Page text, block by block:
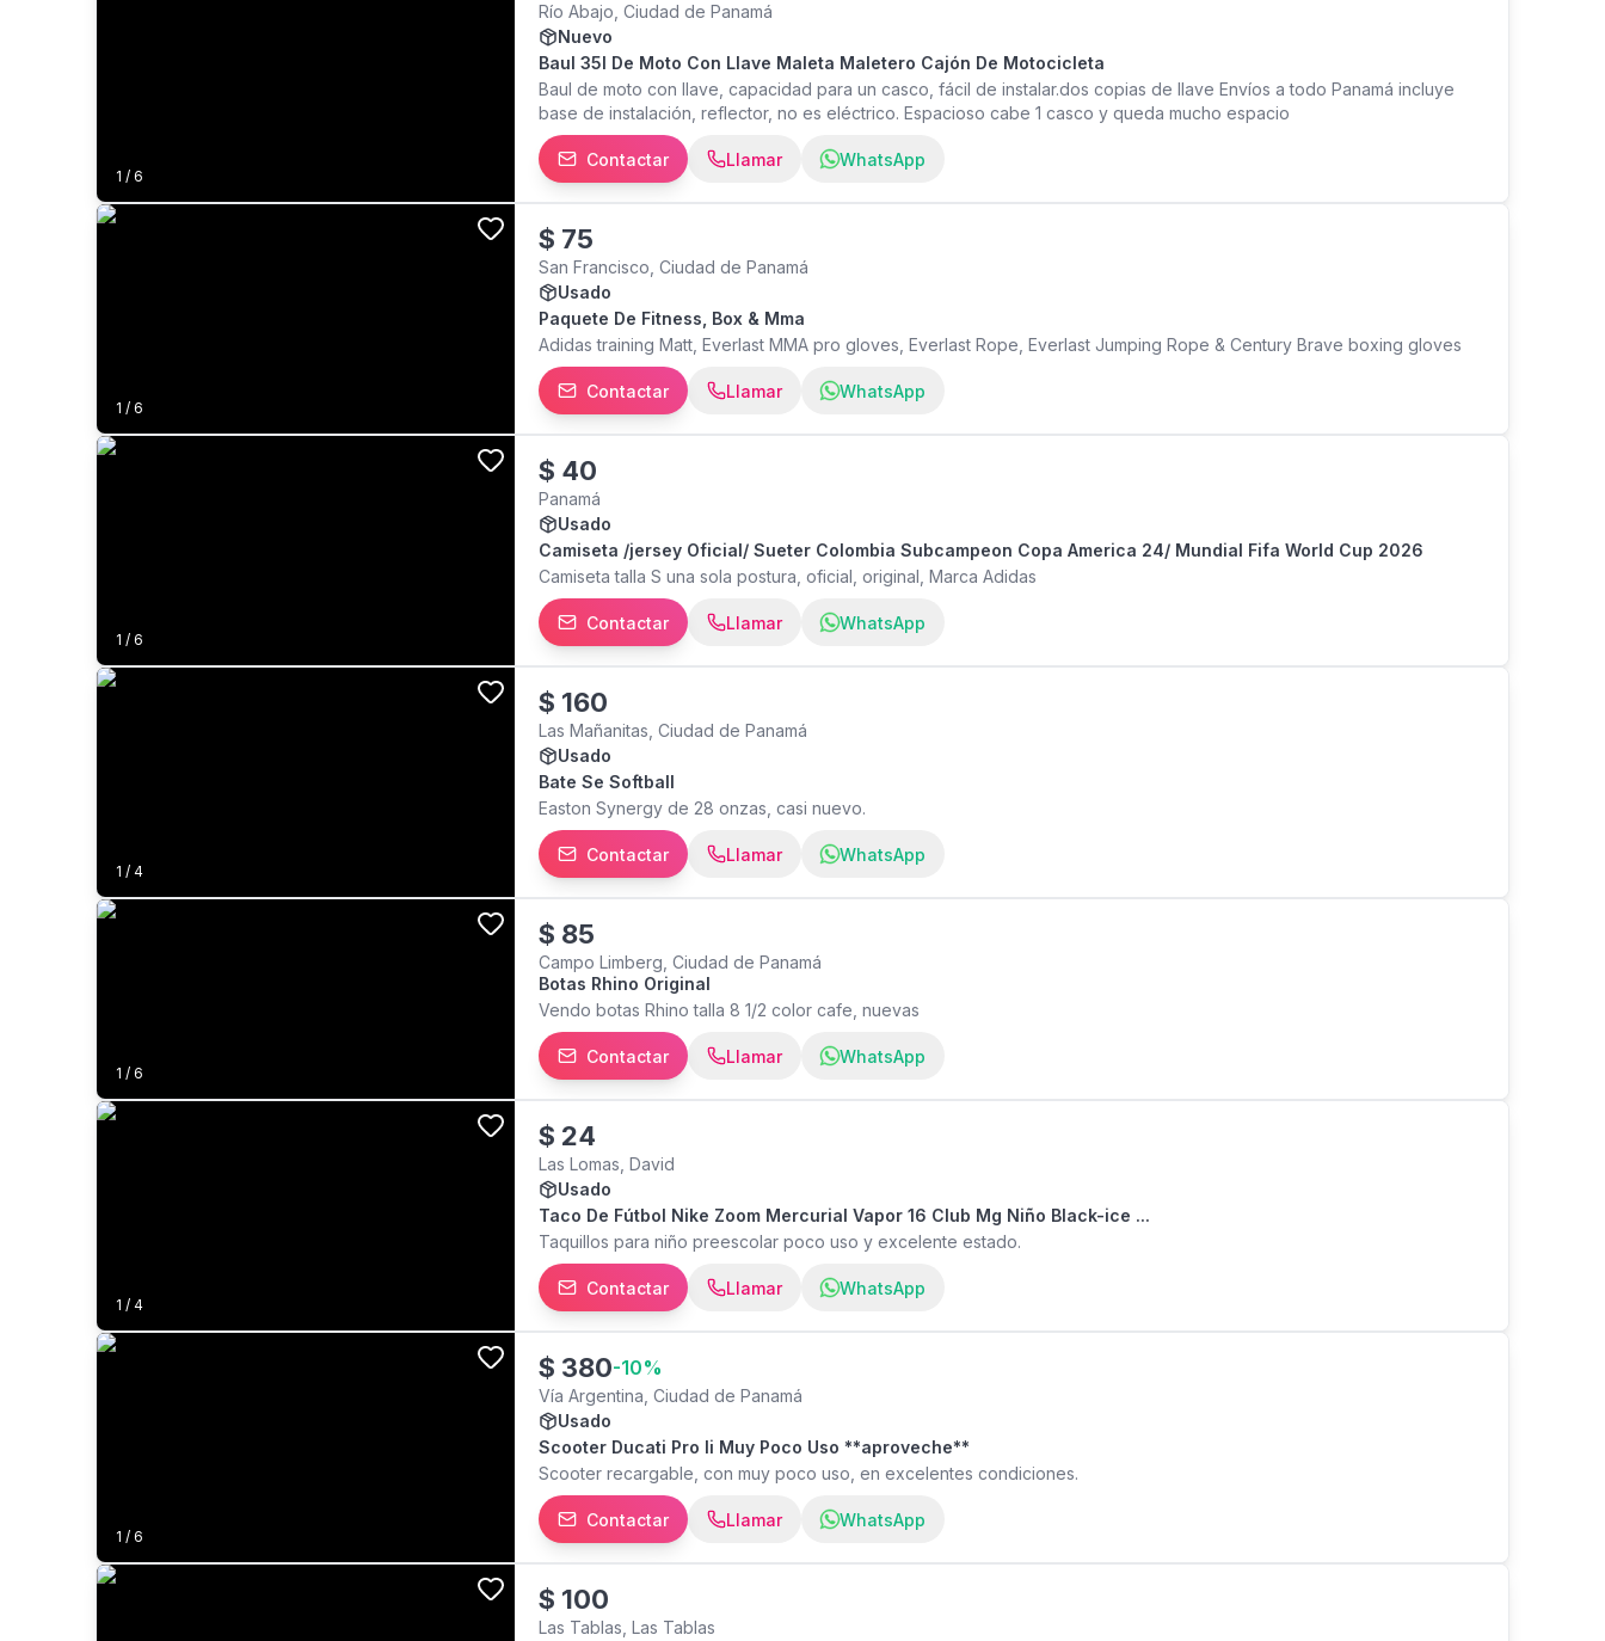
1 / 6
Río Abajo, Ciudad de Panamá
Nuevo
Baul 35l De Moto Con Llave Maleta Maletero Cajón De Motocicleta
Baul de moto con llave, capacidad para un casco, fácil de instalar.dos copias de llave Envíos a todo Panamá incluye
base de instalación, reflector, no es eléctrico. Espacioso cabe 1 casco y queda mucho espacio
Contactar Llamar WhatsApp
1 / 6
$ 75
San Francisco, Ciudad de Panamá
Usado
Paquete De Fitness, Box & Mma
Adidas training Matt, Everlast MMA pro gloves, Everlast Rope, Everlast Jumping Rope & Century Brave boxing gloves
Contactar Llamar WhatsApp
1 / 6
$ 40
Panamá
Usado
Camiseta /jersey Oficial/ Sueter Colombia Subcampeon Copa America 24/ Mundial Fifa World Cup 2026
Camiseta talla S una sola postura, oficial, original, Marca Adidas
Contactar Llamar WhatsApp
1 / 4
$ 160
Las Mañanitas, Ciudad de Panamá
Usado
Bate Se Softball
Easton Synergy de 28 onzas, casi nuevo.
Contactar Llamar WhatsApp
1 / 6
$ 85
Campo Limberg, Ciudad de Panamá
Botas Rhino Original
Vendo botas Rhino talla 8 1/2 color cafe, nuevas
Contactar Llamar WhatsApp
1 / 4
$ 24
Las Lomas, David
Usado
Taco De Fútbol Nike Zoom Mercurial Vapor 16 Club Mg Niño Black-ice ...
Taquillos para niño preescolar poco uso y excelente estado.
Contactar Llamar WhatsApp
1 / 6
$ 380-10%
Vía Argentina, Ciudad de Panamá
Usado
Scooter Ducati Pro Ii Muy Poco Uso **aproveche**
Scooter recargable, con muy poco uso, en excelentes condiciones.
Contactar Llamar WhatsApp
$ 100
Las Tablas, Las Tablas